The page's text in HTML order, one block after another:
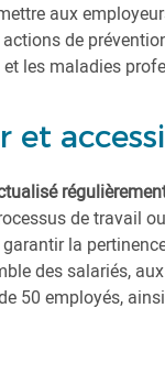
aux
de
les maladies
et
de travail
la
des salariés,
50 employés,